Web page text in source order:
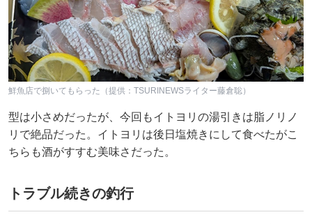
鮮魚店で捌いてもらった（提供：TSURINEWSライター藤倉聡）
型は小さめだったが、今回もイトヨリの湯引きは脂ノリノ
リで絶品だった。イトヨリは後日塩焼きにして食べたがこ
ちらも酒がすすむ美味さだった。
トラブル続きの釣行